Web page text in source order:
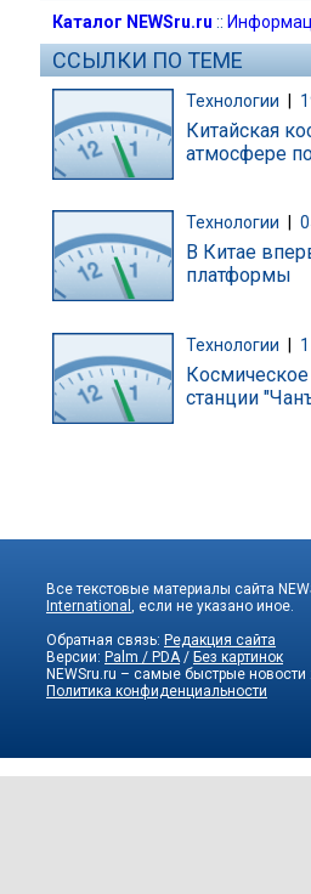
Каталог NEWSru.ru ::
ССЫЛКИ ПО ТЕМЕ
Технологии
Китайская
атмосфере
Технологии
В Китае
платформы
Технологии |
станции
Все текстовые материалы сайта
International
, если не указано иное.
Обратная связь: Редакция сайта
Версии: Palm / PDA / Без картинок
NEWSru.ru – самые быстрые новости
Политика конфиденциальности